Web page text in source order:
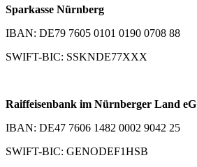
Sparkasse Nürnberg
IBAN: DE79 7605 0101 0190 0708 88
SWIFT-BIC: SSKNDE77XXX
Raiffeisenbank im Nürnberger Land eG
IBAN: DE47 7606 1482 0002 9042 25
SWIFT-BIC: GENODEF1HSB